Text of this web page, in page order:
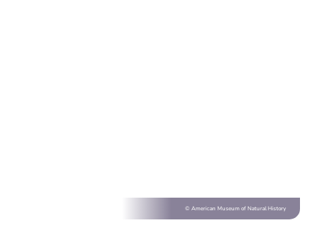
© American Museum of Natural History